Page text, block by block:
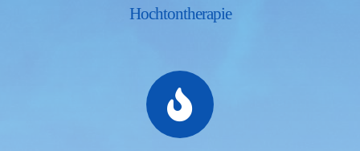
Hochtontherapie